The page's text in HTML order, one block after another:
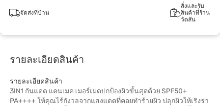
จัดส่งที่บ้าน
สั่งและรับ
สินค้าที่ร้าน
วัตสัน
รายละเอียดสินค้า
รายละเอียดสินค้า
3IN1 กันแดด แคนเมค เมอร์เมดปกป้องผิวขั้นสุดด้วย SPF50+
PA++++ ให้คุณไร้กังวลจากแสงแดดที่คอยทำร้ายผิว ปลุกผิวให้เริงร่า